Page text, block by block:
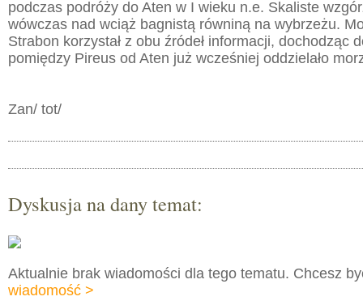
podczas podróży do Aten w I wieku n.e. Skaliste
wówczas nad wciąż bagnistą równiną na wybrzeżu.
Strabon korzystał z obu źródeł informacji, dochodząc
pomiędzy Pireus od Aten już wcześniej oddzielało
Zan/ tot/
Dyskusja na dany temat:
Aktualnie brak wiadomości dla tego tematu. Chcesz
wiadomość >